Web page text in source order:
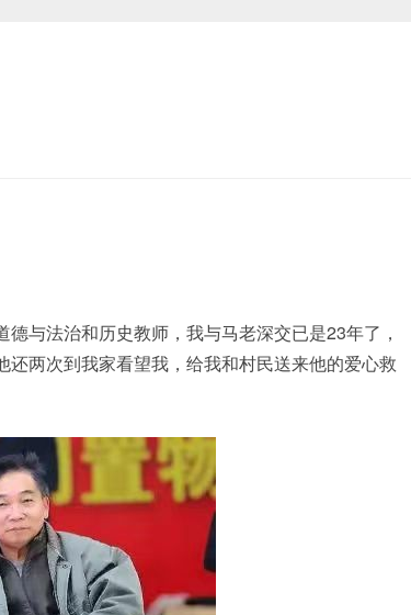
与法治和历史教师，我与马老深交已是23年了，
两次到我家看望我，给我和村民送来他的爱心救